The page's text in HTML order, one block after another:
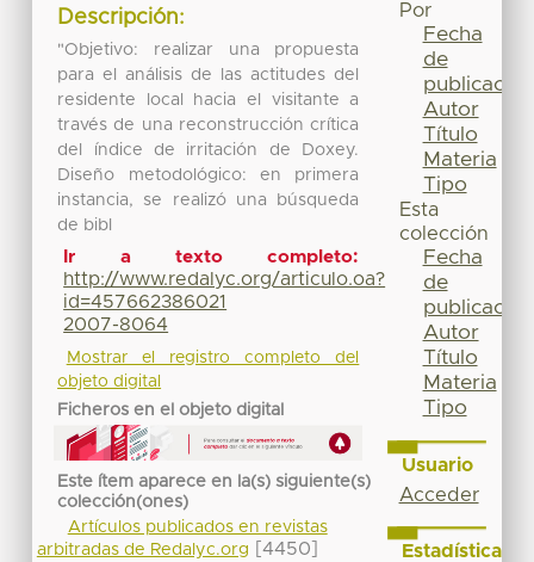
Descripción:
"Objetivo: realizar una propuesta
para el análisis de las actitudes del
residente local hacia el visitante a
través de una reconstrucción crítica
del índice de irritación de Doxey.
Diseño metodológico: en primera
instancia, se realizó una búsqueda
de bibl
Ir a texto completo:
http://www.redalyc.org/articulo.oa?
id=457662386021
2007-8064
Mostrar el registro completo del
objeto digital
Ficheros en el objeto digital
Este ítem aparece en la(s) siguiente(s)
colección(ones)
Artículos publicados en revistas
arbitradas de Redalyc.org
[4450]
Por
Fecha
de
publicación
Autor
Título
Materia
Tipo
Esta
colección
Fecha
de
publicación
Autor
Título
Materia
Tipo
Usuario
Acceder
Estadísticas